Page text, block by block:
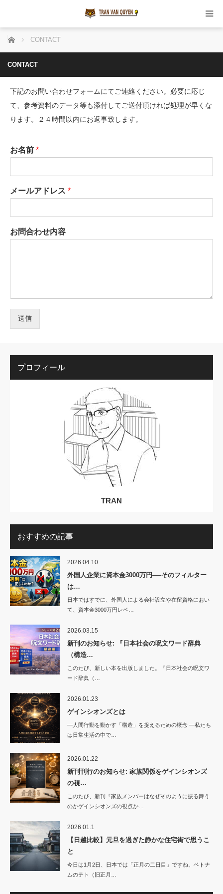
ホーム CONTACT
CONTACT
下記のお問い合わせフォームにてご連絡ください。必要に応じ
て、参考資料のデータ等も添付してご送付頂ければ処理が早くな
ります。２４時間以内にお返事致します。
お名前 *
メールアドレス *
お問合わせ内容
送信
プロフィール
TRAN
おすすめの記事
2026.04.10
外国人企業に資本金3000万円──そのフィルター
は…
日本ではすでに、外国人による会社設立や在留資格におい
て、資本金3000万円レベ…
2026.03.15
新刊のお知らせ: 『日本社会の呪文ワード辞典
（構造…
このたび、新しい本を出版しました。『日本社会の呪文ワ
ード辞典（…
2026.01.23
ゲインシオンズとは
―人間行動を動かす「構造」を捉えるための概念 ―私たち
は日常生活の中で…
2026.01.22
新刊刊行のお知らせ: 家族関係をゲインシオンズ
の視…
このたび、新刊『家族メンバーはなぜそのように振る舞う
のかゲインシオンズの視点か…
2026.01.1
【日越比較】元旦を過ぎた静かな住宅街で思うこ
と
今日は1月2日、日本では「正月の二日目」ですね。ベトナ
ムのテト（旧正月…